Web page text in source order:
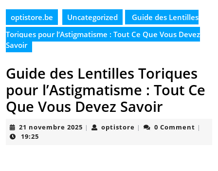
optistore.be Uncategorized
Guide des Lentilles
Toriques pour l’Astigmatisme : Tout Ce Que Vous Devez
Savoir
Guide des Lentilles Toriques
pour l’Astigmatisme : Tout Ce
Que Vous Devez Savoir
21 novembre 2025 21| optistore optistore
| 0 Comment |
19:25